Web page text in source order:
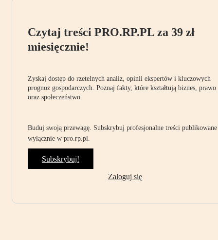
Czytaj treści PRO.RP.PL za 39 zł
miesięcznie!
Zyskaj dostęp do rzetelnych analiz, opinii ekspertów i kluczowych
prognoz gospodarczych. Poznaj fakty, które kształtują biznes, prawo
oraz społeczeństwo.
Buduj swoją przewagę. Subskrybuj profesjonalne treści publikowane
wyłącznie w pro.rp.pl.
Subskrybuj!
Zaloguj się